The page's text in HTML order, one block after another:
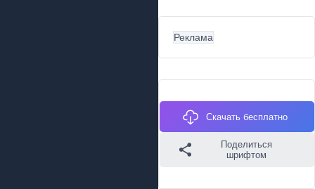
Реклама
Скачать бесплатно
Поделиться
шрифтом